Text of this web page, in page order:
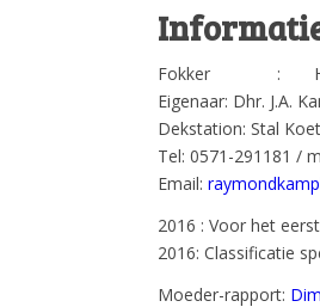
Fokker : Helena
Eigenaar: Dhr. J.A.
Dekstation: Stal
Tel: 0571-291181 /
Email:
2016 : Voor het
2016: Classificatie
Moeder-rapport: